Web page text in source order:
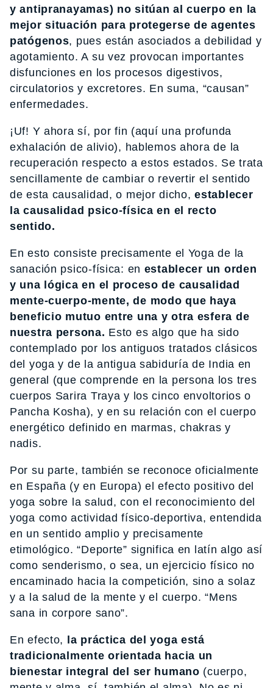
y antipranayamas) no sitúan al cuerpo en la
mejor situación para protegerse de agentes
patógenos, pues están asociados a debilidad y
agotamiento. A su vez provocan importantes
disfunciones en los procesos digestivos,
circulatorios y excretores. En suma, “causan”
enfermedades.
¡Uf! Y ahora sí, por fin (aquí una profunda
exhalación de alivio), hablemos ahora de la
recuperación respecto a estos estados. Se trata
sencillamente de cambiar o revertir el sentido
de esta causalidad, o mejor dicho,establecer
la causalidad psico-física en el recto
sentido.
En esto consiste precisamente el Yoga de la
sanación psico-física: en establecer un orden
y una lógica en el proceso de causalidad
mente-cuerpo-mente, de modo que haya
beneficio mutuo entre una y otra esfera de
nuestra persona. Esto es algo que ha sido
contemplado por los antiguos tratados clásicos
del yoga y de la antigua sabiduría de India en
general (que comprende en la persona los tres
cuerpos Sarira Traya y los cinco envoltorios o
Pancha Kosha), y en su relación con el cuerpo
energético definido en marmas, chakras y
nadis.
Por su parte, también se reconoce oficialmente
en España (y en Europa) el efecto positivo del
yoga sobre la salud, con el reconocimiento del
yoga como actividad físico-deportiva, entendida
en un sentido amplio y precisamente
etimológico. “Deporte” significa en latín algo así
como senderismo, o sea, un ejercicio físico no
encaminado hacia la competición, sino a solaz
y a la salud de la mente y el cuerpo. “Mens
sana in corpore sano”.
En efecto, la práctica del yoga está
tradicionalmente orientada hacia un
bienestar integral del ser humano (cuerpo,